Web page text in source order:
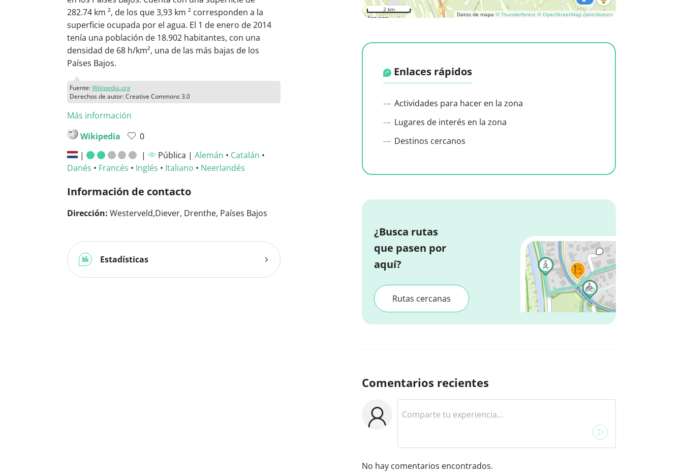
282.74 km ², de los que 3,93 km ² corresponden a la
superficie ocupada por el agua. El 1 de enero de 2014
tenía una población de 18.902 habitantes, con una
densidad de 68 h/km², una de las más bajas de los
Países Bajos.
Fuente:Wikipedia.org
Derechos de autor: Creative Commons 3.0
Más información
Wikipedia
0
|
| Pública | Alemán • Catalán •
Danés • Francés • Inglés • Italiano • Neerlandés
Información de contacto
Dirección: Westerveld,Diever, Drenthe, Países Bajos
Estadísticas
Datos de mapa © Thunderforest © OpenStreetMap contributors
2 km
Enlaces rápidos
Actividades para hacer en la zona
Lugares de interés en la zona
Destinos cercanos
¿Busca rutas
que pasen por
aquí?
Rutas cercanas
Comentarios recientes
No hay comentarios encontrados.